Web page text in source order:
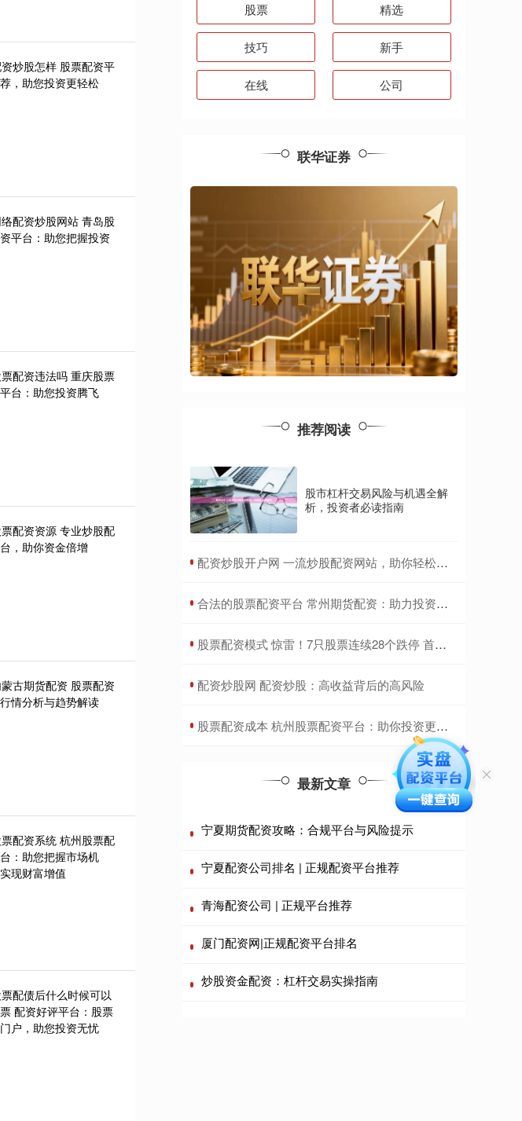
股票 精选
技巧 新手
在线 公司
联华证券
推荐阅读
股市杠杆交易风险与机遇全解
析，投资者必读指南
​配资炒股开户网 一流炒股配资网站，助你轻松配资，稳健获利
​合法的股票配资平台 常州期货配资：助力投资，成就财富梦想
​股票配资模式 惊雷！7只股票连续28个跌停 首例“市值退市”股票已锁定
​配资炒股网 配资炒股：高收益背后的高风险
​股票配资成本 杭州股票配资平台：助你投资更轻松
最新文章
宁夏期货配资攻略：合规平台与风险提示
宁夏配资公司排名 | 正规配资平台推荐
青海配资公司 | 正规平台推荐
厦门配资网|正规配资平台排名
炒股资金配资：杠杆交易实操指南